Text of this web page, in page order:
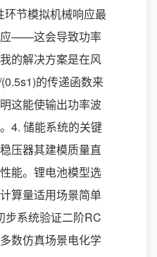
节模拟机械响应最
应——这会导致功率
的解决方案是在风
的传递函数来
这能使输出功率波
4. 储能系统的关键
压器其建模质量直
能。锂电池模型选
算量适用场景简单
统验证二阶RC
仿真场景电化学